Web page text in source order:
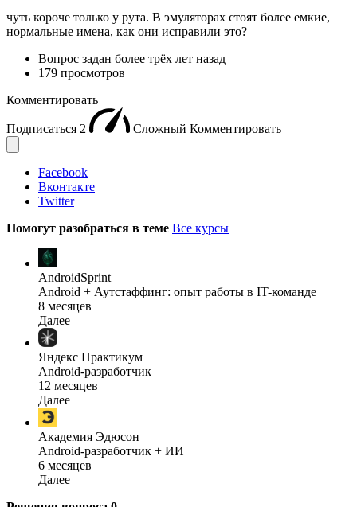
чуть короче только у рута. В эмуляторах стоят более емкие,
нормальные имена, как они исправили это?
Вопрос задан более трёх лет назад
179 просмотров
Комментировать
Подписаться 2 Сложный Комментировать
Facebook
Вконтакте
Twitter
Помогут разобраться в теме Все курсы
AndroidSprint
Android + Аутстаффинг: опыт работы в IT-команде
8 месяцев
Далее
Яндекс Практикум
Android-разработчик
12 месяцев
Далее
Академия Эдюсон
Android-разработчик + ИИ
6 месяцев
Далее